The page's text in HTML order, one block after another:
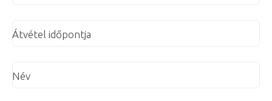
Átvétel időpontja
Név